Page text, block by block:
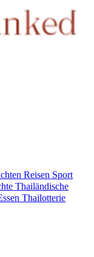
Reisen Sport
Thailändische
Thailotterie